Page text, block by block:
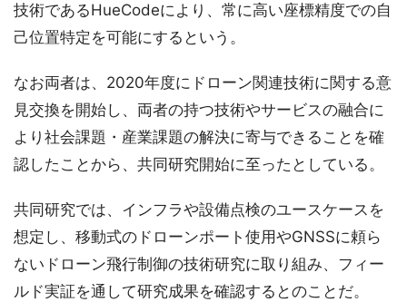
技術であるHueCodeにより、常に高い座標精度での自
己位置特定を可能にするという。
なお両者は、2020年度にドローン関連技術に関する意
見交換を開始し、両者の持つ技術やサービスの融合に
より社会課題・産業課題の解決に寄与できることを確
認したことから、共同研究開始に至ったとしている。
共同研究では、インフラや設備点検のユースケースを
想定し、移動式のドローンポート使用やGNSSに頼ら
ないドローン飛行制御の技術研究に取り組み、フィー
ルド実証を通して研究成果を確認するとのことだ。